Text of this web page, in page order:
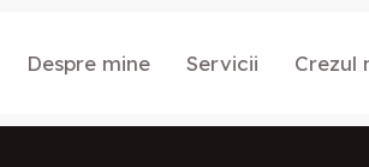
Despre mine Servicii Crezul